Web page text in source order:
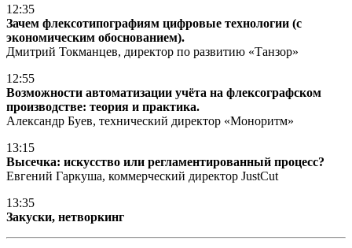
12:35
Зачем флексотипографиям цифровые технологии (с
экономическим обоснованием).
Дмитрий Токманцев, директор по развитию «Танзор»
12:55
Возможности автоматизации учёта на флексографском
производстве: теория и практика.
Александр Буев, технический директор «Моноритм»
13:15
Высечка: искусство или регламентированный процесс?
Евгений Гаркуша, коммерческий директор JustCut
13:35
Закуски, нетворкинг